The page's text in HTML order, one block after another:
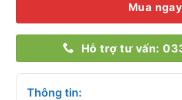
Mua ngay
Hỗ trợ tư vấn:
Thông tin: